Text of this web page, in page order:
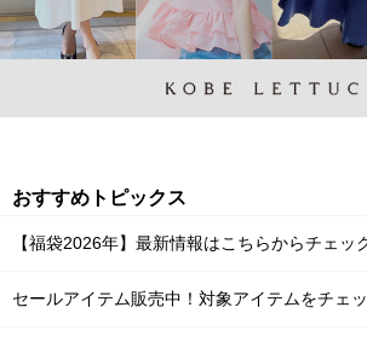
おすすめトピックス
【福袋2026年】最新情報はこちらからチェッ
セールアイテム販売中！対象アイテムをチェッ